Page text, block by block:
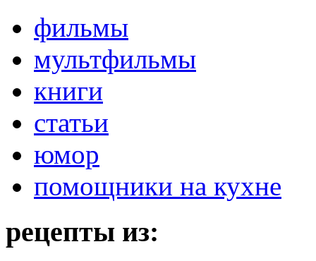
фильмы
мультфильмы
книги
статьи
юмор
помощники на кухне
рецепты из: